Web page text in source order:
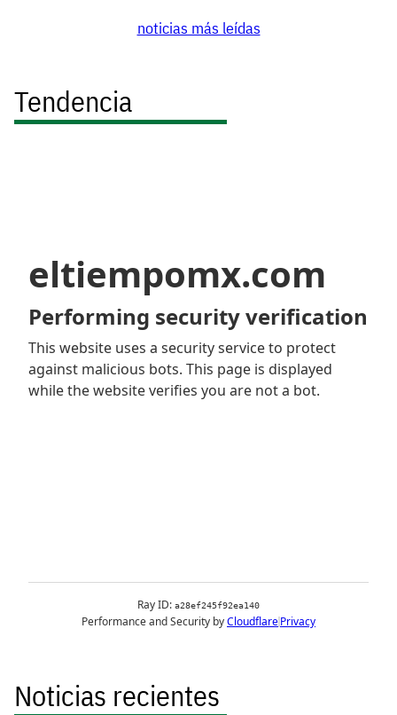
noticias más leídas
Tendencia
Noticias recientes